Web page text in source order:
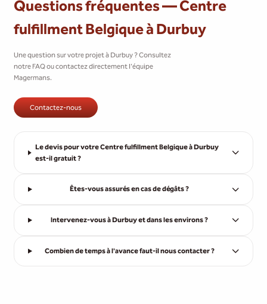
Questions fréquentes — Centre
fulfillment Belgique à Durbuy
Une question sur votre projet à Durbuy ? Consultez
notre FAQ ou contactez directement l'équipe
Magermans.
Contactez-nous
Le devis pour votre Centre fulfillment Belgique à Durbuy
est-il gratuit ?
Êtes-vous assurés en cas de dégâts ?
Intervenez-vous à Durbuy et dans les environs ?
Combien de temps à l'avance faut-il nous contacter ?